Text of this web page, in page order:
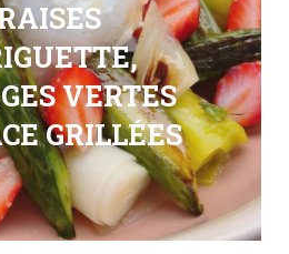
VERTES
GRILLÉES